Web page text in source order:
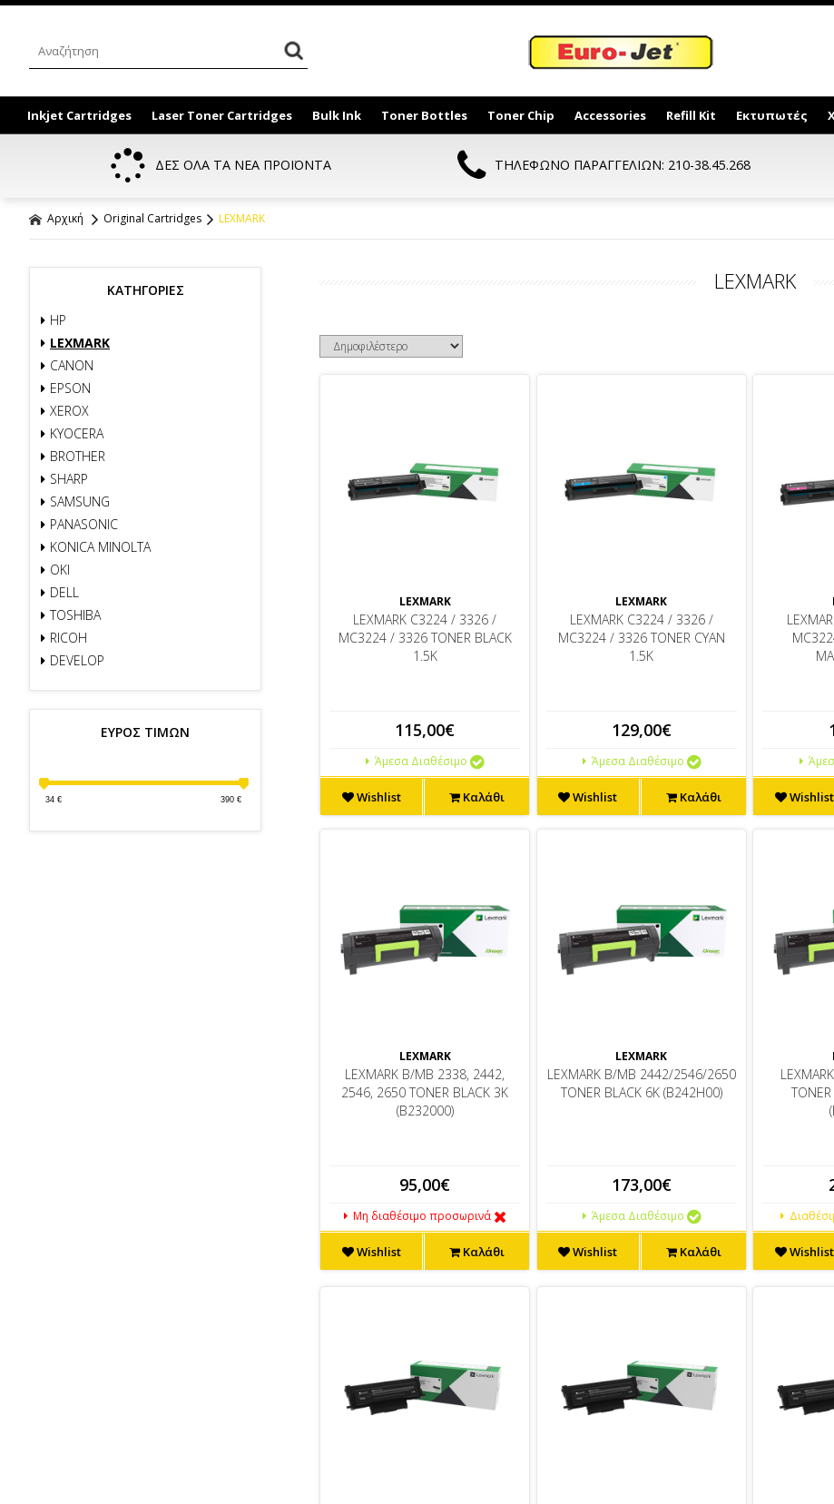
Inkjet Cartridges Laser Toner Cartridges Bulk Ink Toner Bottles Toner Chip Accessories Refill Kit Εκτυπωτές
ΔΕΣ ΟΛΑ ΤΑ ΝΕΑ ΠΡΟΪΟΝΤΑ ΤΗΛΕΦΩΝΟ ΠΑΡΑΓΓΕΛΙΩΝ: 210-38.45.268
Αρχική Original Cartridges LEXMARK
ΚΑΤΗΓΟΡΙΕΣ
HP
LEXMARK
CANON
EPSON
XEROX
KYOCERA
BROTHER
SHARP
SAMSUNG
PANASONIC
KONICA MINOLTA
OKI
DELL
TOSHIBA
RICOH
DEVELOP
ΕΥΡΟΣ ΤΙΜΩΝ
34 € 390€
LEXMARK
LEXMARK
LEXMARK C3224 / 3326 /
MC3224 / 3326 TONER BLACK
1.5K
115,00€
Άμεσα Διαθέσιμο
Wishlist Καλάθι
LEXMARK
LEXMARK C3224 / 3326 /
MC3224 / 3326 TONER CYAN
1.5K
129,00€
Άμεσα Διαθέσιμο
Wishlist Καλάθι Wishlist
LEXMARK
LEXMARK B/MB 2338, 2442,
2546, 2650 TONER BLACK 3K
(B232000)
95,00€
Μη διαθέσιμο προσωρινά
Wishlist Καλάθι
LEXMARK
LEXMARK B/MB 2442/2546/2650
TONER BLACK 6K (B242H00)
173,00€
Άμεσα Διαθέσιμο
Wishlist Καλάθι Wishlist